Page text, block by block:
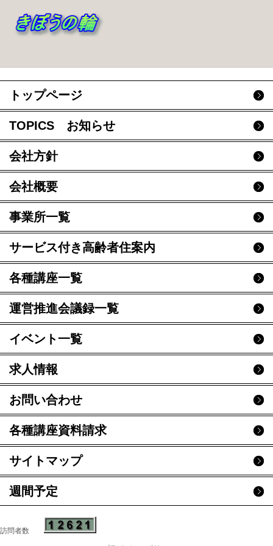
トップページ
TOPICS お知らせ
会社方針
会社概要
事業所一覧
サービス付き高齢者住案内
各種講座一覧
運営推進会議録一覧
イベント一覧
求人情報
お問い合わせ
各種講座資料請求
サイトマップ
週間予定
訪問者数